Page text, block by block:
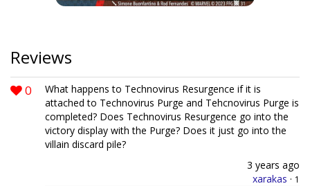
Reviews
0
What happens to Technovirus Resurgence if it is
attached to Technovirus Purge and Tehcnovirus Purge is
completed? Does Technovirus Resurgence go into the
victory display with the Purge? Does it just go into the
villain discard pile?
3 years ago
xarakas · 1